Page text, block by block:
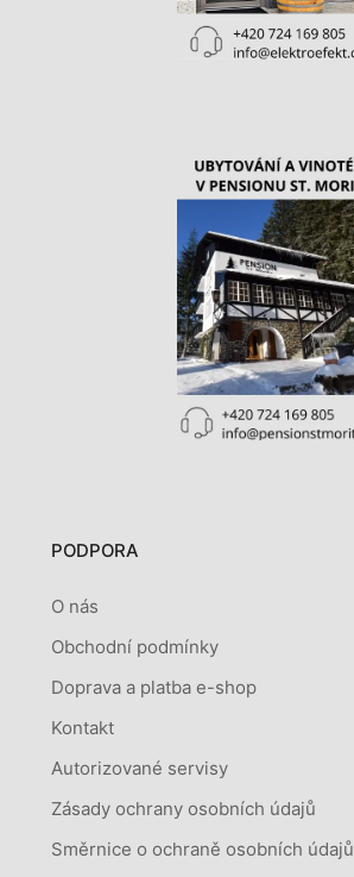
PODPORA
O nás
Obchodní podmínky
Doprava a platba e-shop
Kontakt
Autorizované servisy
Zásady ochrany osobních údajů
Směrnice o ochraně osobních údajů